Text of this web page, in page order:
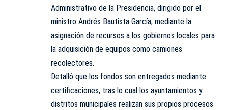
Administrativo de la Presidencia, dirigido por el
ministro Andrés Bautista García, mediante la
asignación de recursos a los gobiernos locales para
la adquisición de equipos como camiones
recolectores.
Detalló que los fondos son entregados mediante
certificaciones, tras lo cual los ayuntamientos y
distritos municipales realizan sus propios procesos